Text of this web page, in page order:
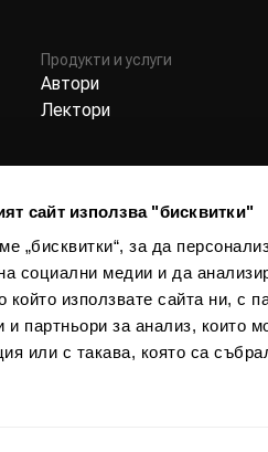
сайт използва "бисквитки"
„бисквитки“, за да
социални медии и да
който използвате сайта ни, с
и партньори за анализ, които
или с такава, която са
Продукти и услуги
Автори
Лектори